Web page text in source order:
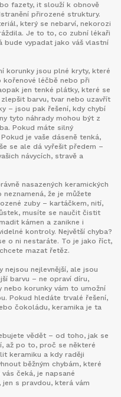
fazety, it slouží k obnově
přirozené struktury.
který se nebarví, nekorozi
Je to to, co zubní lékaři
bude vypadat jako váš vlastní
korunky jsou plné kryty, které
léčbě nebo při
jen tenké plátky, které se
barvu, tvar nebo uzavřít
– jsou pak řešení, kdy chybí
tyto náhrady mohou být z
Pokud máte silný
je vaše dáseně tenká,
se ale dá vyřešit předem –
návycích, stravě a
nasazených keramických
že je můžete
zuby – kartáčkem, nití,
musíte se naučit čistit
kámen a zanikne i
kontroly. Největší chyba?
o ni nestaráte. To je jako říct,
mazat řetěz.
nejsou nejlevnější, ale jsou
barvu – ne opraví díru,
nebo korunky vám to umožní
Pokud hledáte trvalé řešení,
čokoládu, keramika je ta
vědět – od toho, jak se
až po to, proč se některé
keramiku a kdy raději
běžným chybám, které
čeká, je napsané
s pravdou, která vám